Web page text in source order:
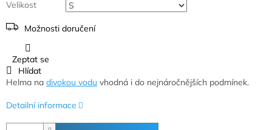
Velikost
Možnosti doručení
Helma na divokou vodu vhodná i do nejnáročnějších podmínek.
Detailní informace
Zeptat se
Hlídat